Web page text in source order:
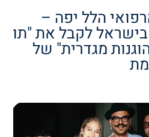
הלל יפה –
לקבל את "תו
מגדרית" של